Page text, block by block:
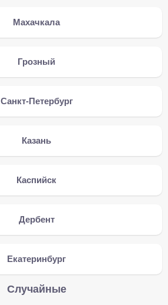
Махачкала
Грозный
Санкт-Петербург
Казань
Каспийск
Дербент
Екатеринбург
Случайные